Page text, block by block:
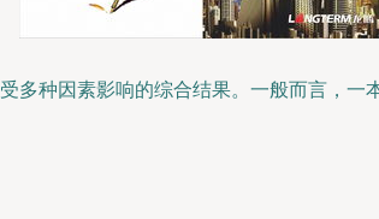
多种因素影响的综合结果。一般而言，